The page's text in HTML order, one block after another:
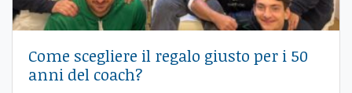
Come scegliere il regalo giusto per i 50
anni del coach?